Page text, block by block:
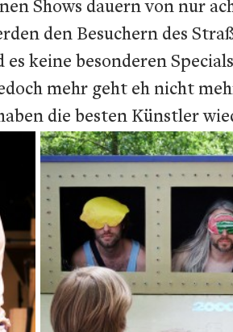
Shows dauern von nur
den Besuchern des
es keine besonderen
mehr geht eh nicht
die besten Künstler